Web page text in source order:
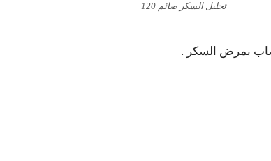
تحليل السكر صائم 120
بمرض السكر .